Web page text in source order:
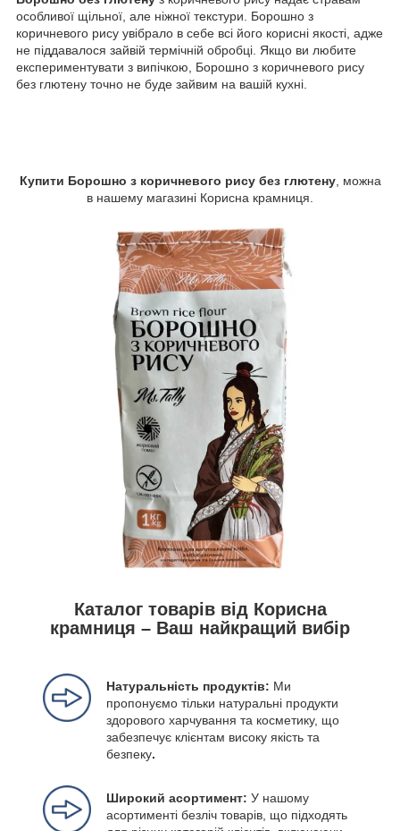
особливої щільної, але ніжної текстури. Борошно з
коричневого рису увібрало в себе всі його корисні якості, адже
не піддавалося зайвій термічній обробці. Якщо ви любите
експериментувати з випічкою, Борошно з коричневого рису
без глютену точно не буде зайвим на вашій кухні.
Купити Борошно з коричневого рису без глютену, можна
в нашему магазині Корисна крамниця.
Каталог товарів від Корисна
крамниця – Ваш найкращий вибір
Натуральність продуктів: Ми
пропонуємо тільки натуральні продукти
здорового харчування та косметику, що
забезпечує клієнтам високу якість та
безпеку.
Широкий асортимент: У нашому
асортименті безліч товарів, що підходять